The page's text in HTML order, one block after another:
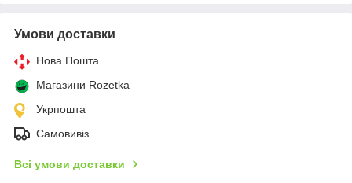
Умови доставки
Нова Пошта
Магазини Rozetka
Укрпошта
Самовивіз
Всі умови доставки